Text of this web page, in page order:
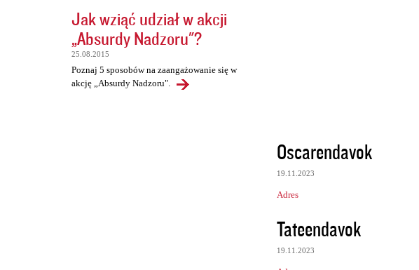
Jak wziąć udział w akcji
„Absurdy Nadzoru"?
25.08.2015
Poznaj 5 sposobów na zaangażowanie się w
akcję „Absurdy Nadzoru".
Oscarendavok
19.11.2023
Adres
Tateendavok
19.11.2023